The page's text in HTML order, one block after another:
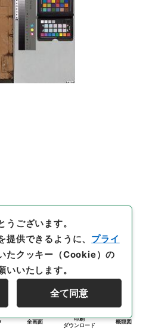
全画面
印刷
ダウンロード
概観図
うございます。
提供できるように、 プライ
たクッキー（Cookie）の
いいたします。
全て同意